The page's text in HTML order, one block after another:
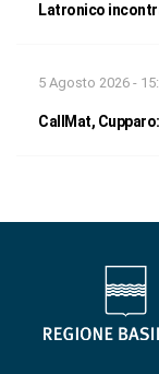
Latronico
5 Agosto 2026 -
CallMat,